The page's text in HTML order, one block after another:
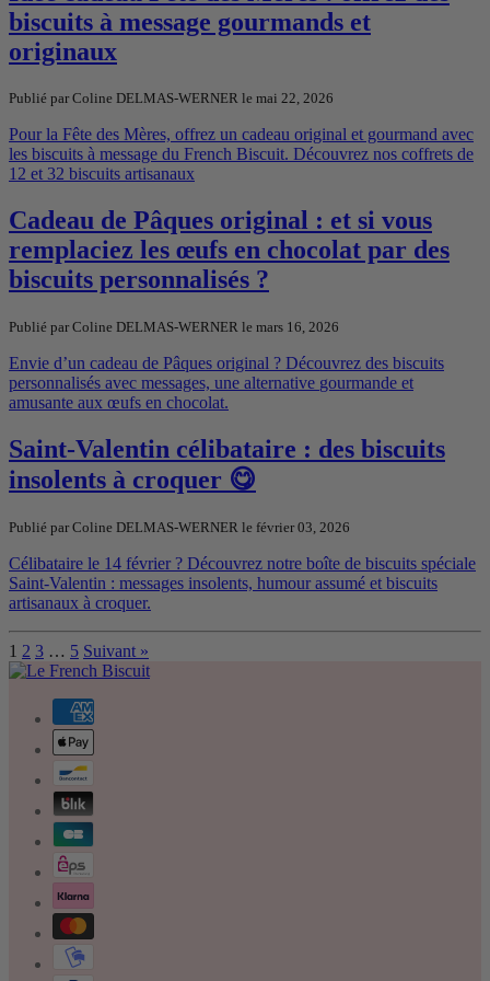
biscuits à message gourmands et
originaux
Publié par Coline DELMAS-WERNER le mai 22, 2026
Pour la Fête des Mères, offrez un cadeau original et gourmand avec
les biscuits à message du French Biscuit. Découvrez nos coffrets de
12 et 32 biscuits artisanaux
Cadeau de Pâques original : et si vous
remplaciez les œufs en chocolat par des
biscuits personnalisés ?
Publié par Coline DELMAS-WERNER le mars 16, 2026
Envie d’un cadeau de Pâques original ? Découvrez des biscuits
personnalisés avec messages, une alternative gourmande et
amusante aux œufs en chocolat.
Saint-Valentin célibataire : des biscuits
insolents à croquer 😋
Publié par Coline DELMAS-WERNER le février 03, 2026
Célibataire le 14 février ? Découvrez notre boîte de biscuits spéciale
Saint-Valentin : messages insolents, humour assumé et biscuits
artisanaux à croquer.
1 2 3 … 5 Suivant »